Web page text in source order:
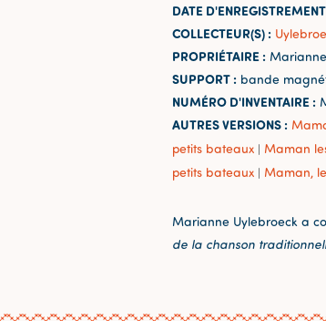
DATE
COLLECTEUR(S) :
PROPRIÉTAIRE :
SUPPORT : bande
NUMÉRO D'INVENTAIRE :
AUTRES VERSIONS :
petits bateaux | Maman
petits bateaux | Maman,
Marianne Uylebroeck a
de la chanson